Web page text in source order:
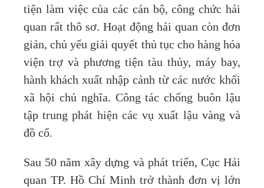
tiện làm việc của các cán bộ, công chức hải
quan rất thô sơ. Hoạt động hải quan còn đơn
giản, chủ yếu giải quyết thủ tục cho hàng hóa
viện trợ và phương tiện tàu thủy, máy bay,
hành khách xuất nhập cảnh từ các nước khối
xã hội chủ nghĩa. Công tác chống buôn lậu
tập trung phát hiện các vụ xuất lậu vàng và
đồ cổ.
Sau 50 năm xây dựng và phát triển, Cục Hải
quan TP. Hồ Chí Minh trở thành đơn vị lớn